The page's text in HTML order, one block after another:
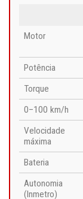
Motor
Potência
Torque
0–100 km/h
Velocidade
máxima
Bateria
Autonomia
(Inmetro)